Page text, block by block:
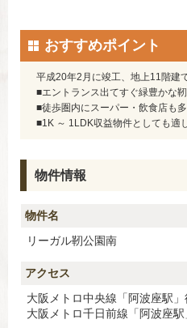
おすすめポイント
平成20年2月に竣工、地上11階建
■エントランス出てすぐ緑豊かな
■徒歩圏内にスーパー・飲食店も
■1K ～ 1LDK収益物件としても適
物件情報
物件名
リーガル靭公園南
アクセス
大阪メトロ中央線「阿波座駅
大阪メトロ千日前線「阿波座